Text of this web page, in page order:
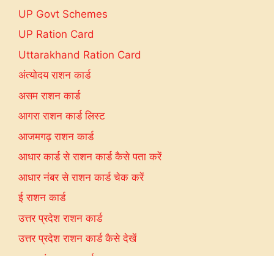
UP Govt Schemes
UP Ration Card
Uttarakhand Ration Card
अंत्योदय राशन कार्ड
असम राशन कार्ड
आगरा राशन कार्ड लिस्ट
आजमगढ़ राशन कार्ड
आधार कार्ड से राशन कार्ड कैसे पता करें
आधार नंबर से राशन कार्ड चेक करें
ई राशन कार्ड
उत्तर प्रदेश राशन कार्ड
उत्तर प्रदेश राशन कार्ड कैसे देखें